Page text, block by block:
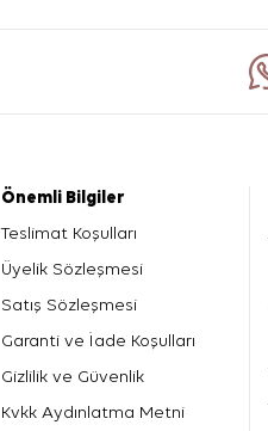
Önemli Bilgiler
Teslimat Koşulları
Üyelik Sözleşmesi
Satış Sözleşmesi
Garanti ve İade Koşulları
Gizlilik ve Güvenlik
Kvkk Aydınlatma Metni